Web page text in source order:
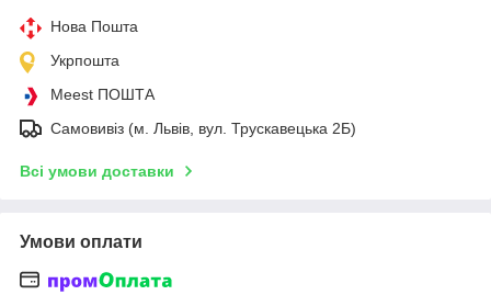
Нова Пошта
Укрпошта
Meest ПОШТА
Самовивіз (м. Львів, вул. Трускавецька 2Б)
Всі умови доставки
Умови оплати